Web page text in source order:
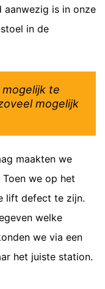
aanwezig is in onze
in de
mogelijk te
mogelijk
maakten we
we op het
lift defect te zijn.
welke
we via een
het juiste station.